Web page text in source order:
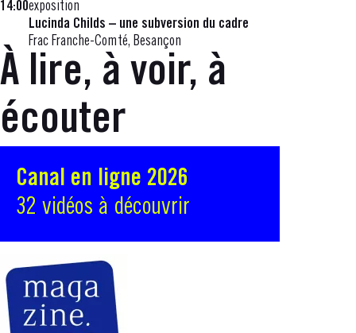
14:00exposition
Lucinda Childs – une subversion du cadre
Frac Franche-Comté, Besançon
À lire, à voir, à
écouter
Canal en ligne 2026
32 vidéos à découvrir